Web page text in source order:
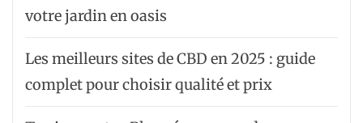
votre jardin en oasis
Les meilleurs sites de CBD en 2025 : guide
complet pour choisir qualité et prix